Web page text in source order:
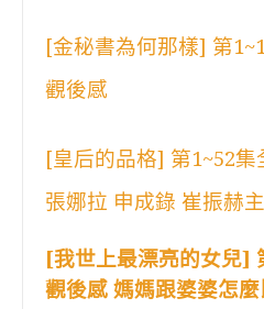
[金秘書為何那樣] 第
觀後感
[皇后的品格] 第1~52集
張娜拉 申成錄 崔振赫
[我世上最漂亮的女兒]
觀後感 媽媽跟婆婆怎